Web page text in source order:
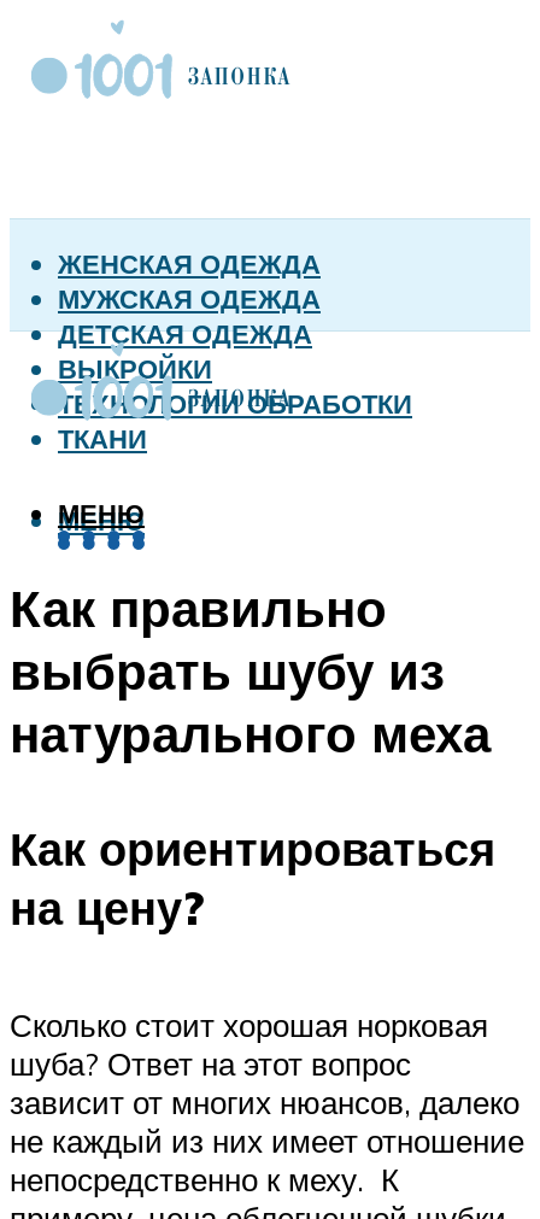
ЖЕНСКАЯ ОДЕЖДА
МУЖСКАЯ ОДЕЖДА
ДЕТСКАЯ ОДЕЖДА
ВЫКРОЙКИ
ТЕХНОЛОГИИ ОБРАБОТКИ
ТКАНИ
МЕНЮ
МЕНЮ
Как правильно
выбрать шубу из
натурального меха
Как ориентироваться
на цену?
Сколько стоит хорошая норковая
шуба? Ответ на этот вопрос
зависит от многих нюансов, далеко
не каждый из них имеет отношение
непосредственно к меху. К